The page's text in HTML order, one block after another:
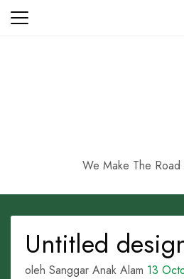
Skip
We Make The Road
Untitled
oleh Sanggar Anak Alam 13